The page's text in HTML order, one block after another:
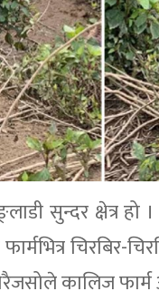
सुन्दर क्षेत्र हो
चिरबिर-
कालिज